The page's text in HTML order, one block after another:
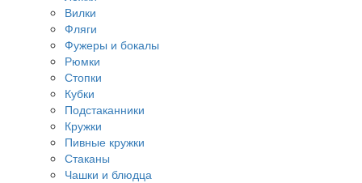
Вилки
Фляги
Фужеры и бокалы
Рюмки
Стопки
Кубки
Подстаканники
Кружки
Пивные кружки
Стаканы
Чашки и блюдца